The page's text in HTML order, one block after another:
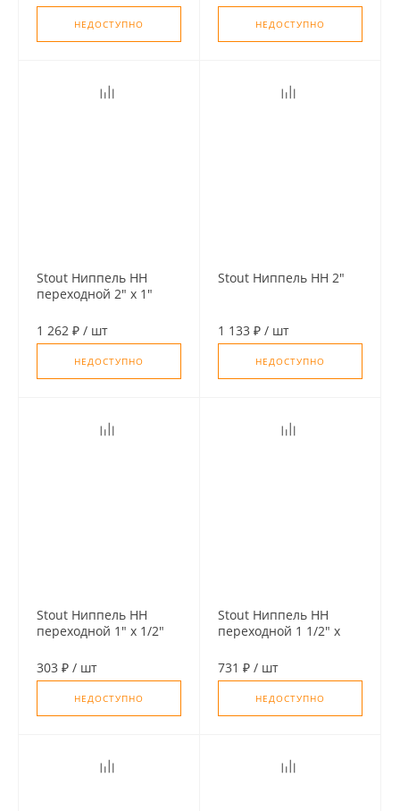
НЕДОСТУПНО НЕДОСТУПНО
Stout Ниппель НН
переходной 2" х 1"
1 262 ₽ / шт
НЕДОСТУПНО
Stout Ниппель НН 2"
1 133 ₽ / шт
НЕДОСТУПНО
Stout Ниппель НН
переходной 1" х 1/2"
303 ₽ / шт
НЕДОСТУПНО
Stout Ниппель НН
переходной 1 1/2" х
731 ₽ / шт
НЕДОСТУПНО